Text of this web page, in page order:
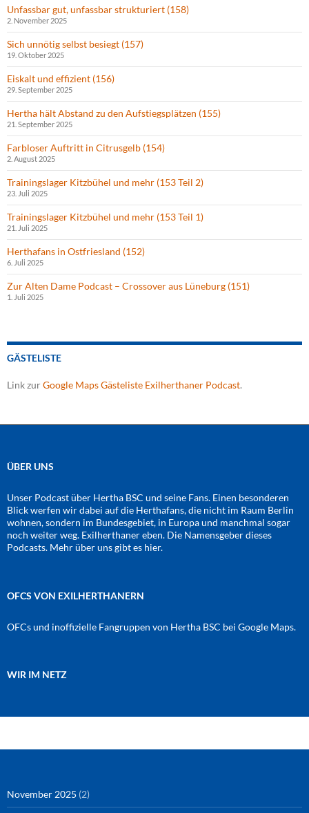
Unfassbar gut, unfassbar strukturiert (158)
2. November 2025
Sich unnötig selbst besiegt (157)
19. Oktober 2025
Eiskalt und effizient (156)
29. September 2025
Hertha hält Abstand zu den Aufstiegsplätzen (155)
21. September 2025
Farbloser Auftritt in Citrusgelb (154)
2. August 2025
Trainingslager Kitzbühel und mehr (153 Teil 2)
23. Juli 2025
Trainingslager Kitzbühel und mehr (153 Teil 1)
21. Juli 2025
Herthafans in Ostfriesland (152)
6. Juli 2025
Zur Alten Dame Podcast – Crossover aus Lüneburg (151)
1. Juli 2025
GÄSTELISTE
Link zurGoogle Maps Gästeliste Exilherthaner Podcast.
ÜBER UNS
Unser Podcast über Hertha BSC und seine Fans. Einen besonderen
Blick werfen wir dabei auf die Herthafans, die nicht im Raum Berlin
wohnen, sondern im Bundesgebiet, in Europa und manchmal sogar
noch weiter weg. Exilherthaner eben. Die Namensgeber dieses
Podcasts. Mehr über uns gibt es hier.
OFCS VON EXILHERTHANERN
OFCs und inoffizielle Fangruppen von Hertha BSC bei Google Maps.
WIR IM NETZ
November 2025 (2)